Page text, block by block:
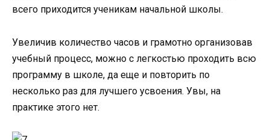
всего приходится ученикам начальной школы.
Увеличив количество часов и грамотно организовав
учебный процесс, можно с легкостью проходить всю
программу в школе, да еще и повторить по
несколько раз для лучшего усвоения. Увы, на
практике этого нет.